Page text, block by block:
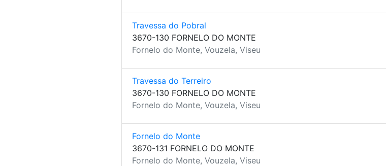
Travessa do Pobral
3670-130 FORNELO DO MONTE
Fornelo do Monte, Vouzela, Viseu
Travessa do Terreiro
3670-130 FORNELO DO MONTE
Fornelo do Monte, Vouzela, Viseu
Fornelo do Monte
3670-131 FORNELO DO MONTE
Fornelo do Monte, Vouzela, Viseu